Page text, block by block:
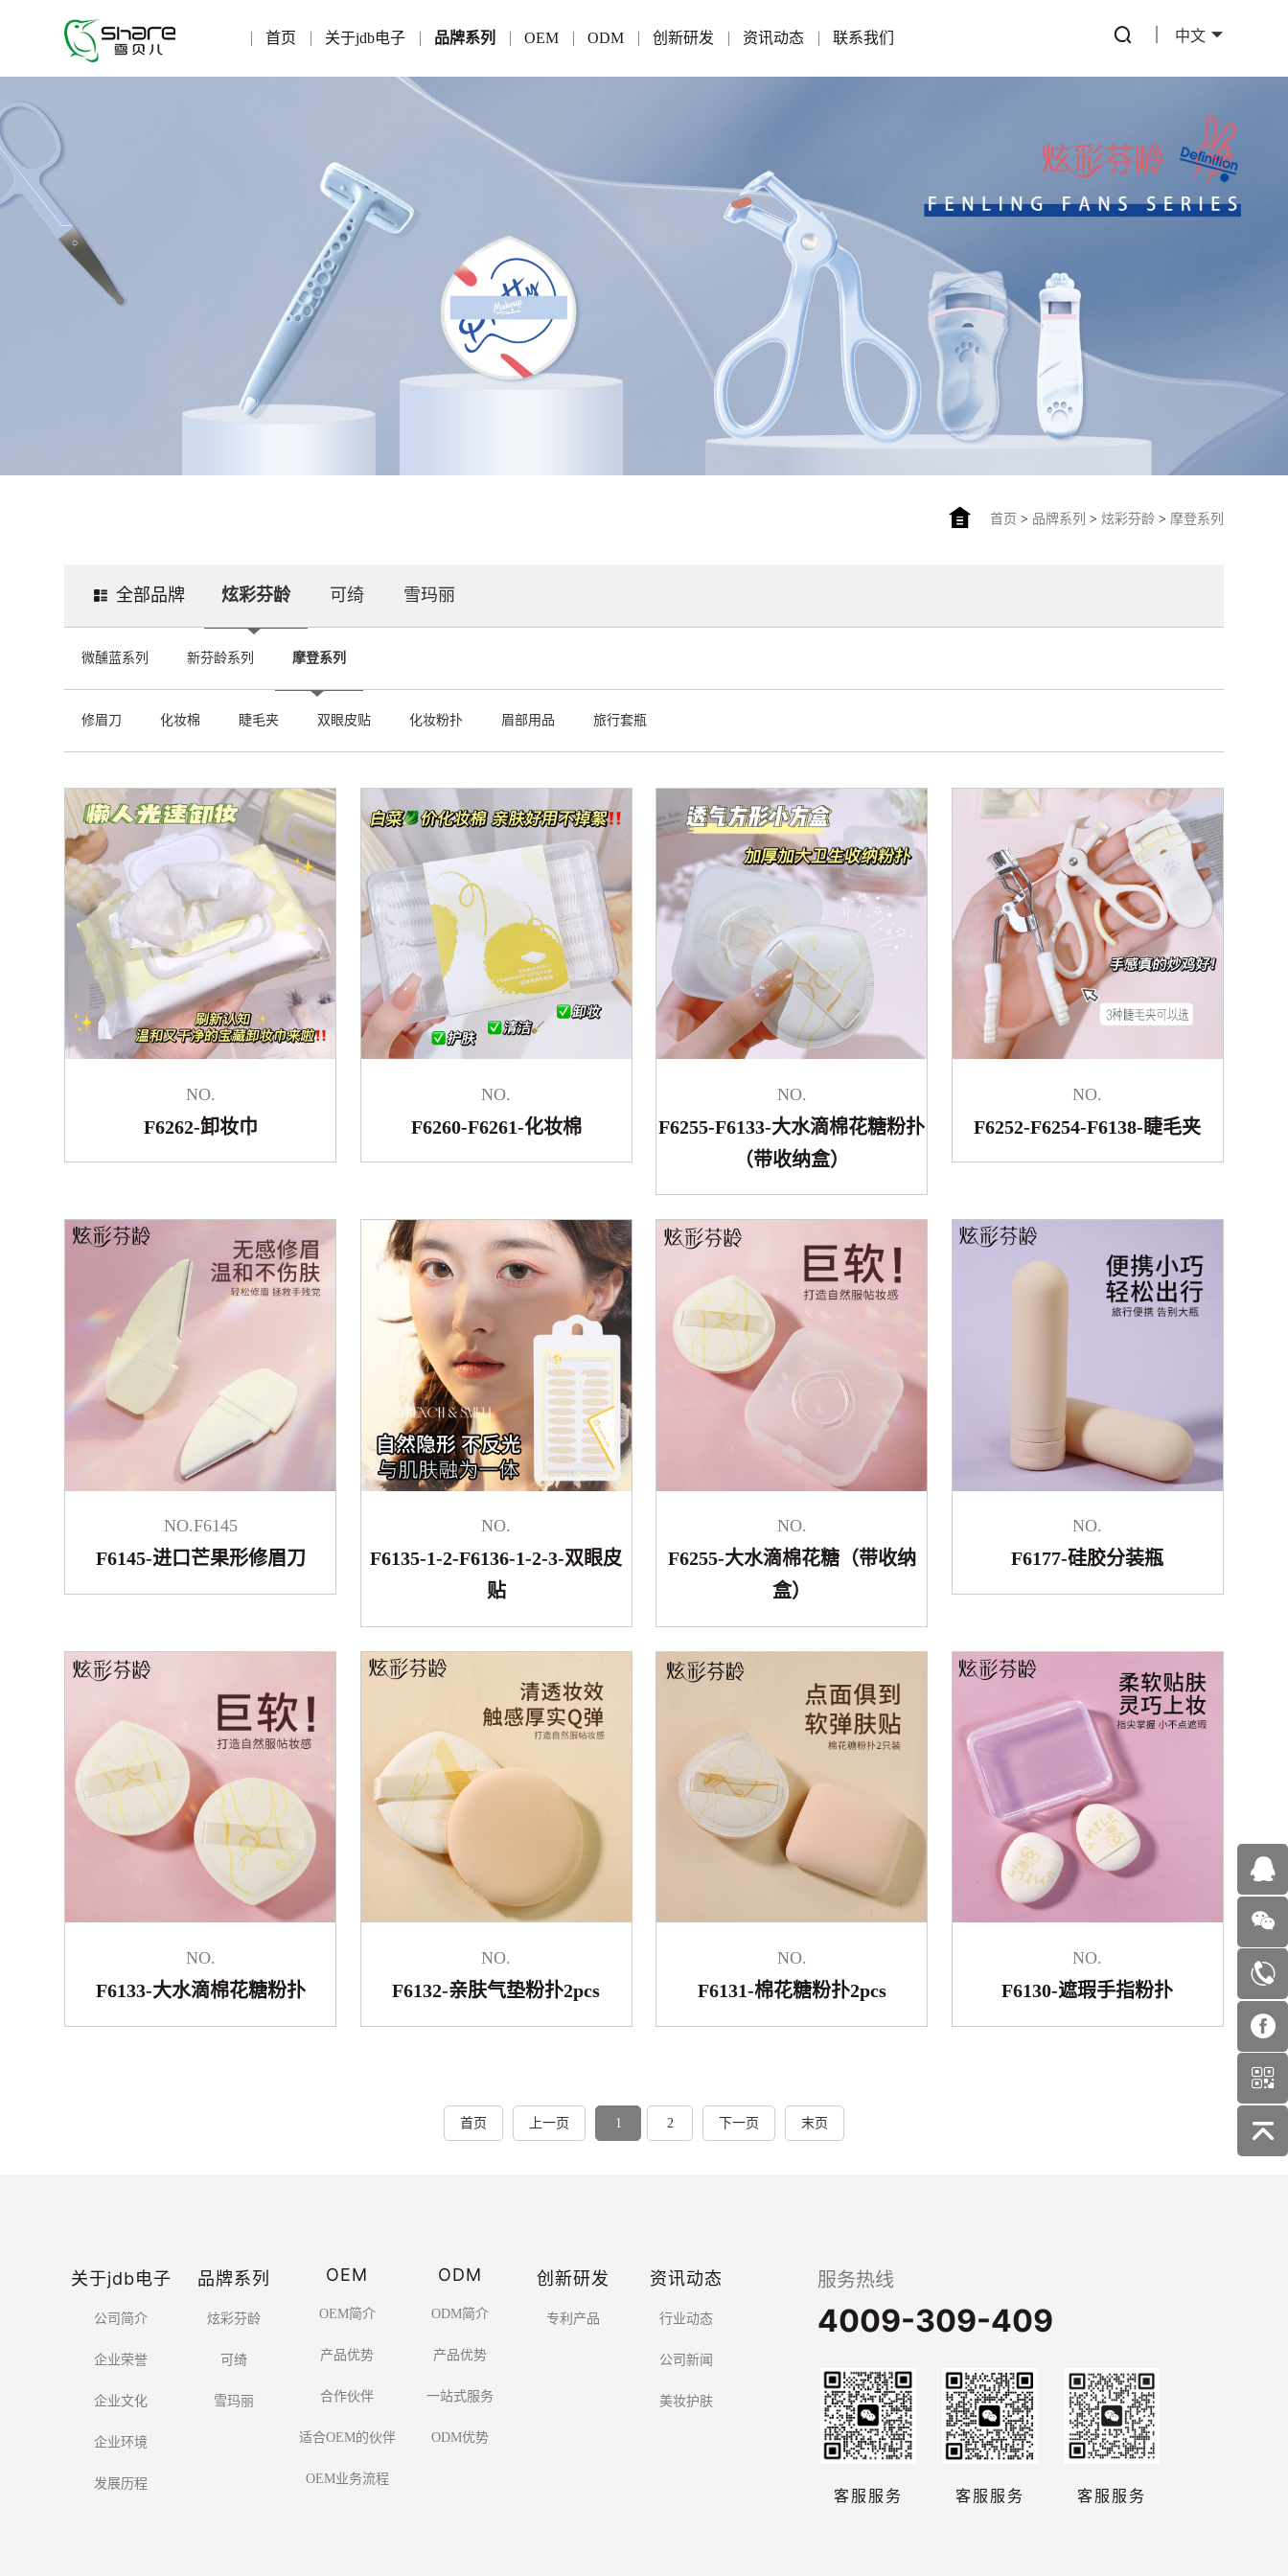
首页 关于jdb电子 品牌系列 OEM ODM 创新研发 资讯动态 联系我们 中文
首页 > 品牌系列 > 炫彩芬龄> 摩登系列
全部品牌 炫彩芬龄 可绮 雪玛丽
微醺蓝系列 新芬龄系列 摩登系列
修眉刀 化妆棉 睫毛夹 双眼皮贴 化妆粉扑 眉部用品 旅行套瓶
NO.
F6262-卸妆巾
NO.
F6260-F6261-化妆棉
NO.
F6255-F6133-大水滴棉花糖粉扑
（带收纳盒）
NO.
F6252-F6254-F6138-睫毛夹
NO.F6145
F6145-进口芒果形修眉刀
NO.
F6135-1-2-F6136-1-2-3-双眼皮
贴
NO.
F6255-大水滴棉花糖（带收纳
盒）
NO.
F6177-硅胶分装瓶
NO.
F6133-大水滴棉花糖粉扑
NO.
F6132-亲肤气垫粉扑2pcs
NO.
F6131-棉花糖粉扑2pcs
NO.
F6130-遮瑕手指粉扑
首页 上一页 1 2 下一页 末页
关于jdb电子
公司简介
企业荣誉
企业文化
企业环境
发展历程
品牌系列
炫彩芬龄
可绮
雪玛丽
OEM
OEM简介
产品优势
合作伙伴
适合OEM的伙伴
OEM业务流程
ODM
ODM简介
产品优势
一站式服务
ODM优势
创新研发
专利产品
资讯动态
行业动态
公司新闻
美妆护肤
服务热线
4009-309-409
客服服务 客服服务 客服服务